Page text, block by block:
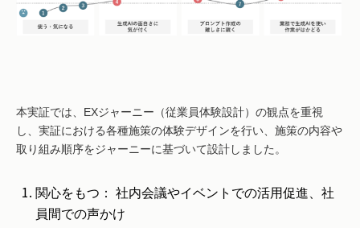
本実証では、EXジャーニー（従業員体験設計）の観点を重視
し、実証における各種施策の体験デザインを行い、施策の内容や
取り組み順序をジャーニーに基づいて設計しました。
関心をもつ： 社内会議やイベントでの活用促進、社
員間での声かけ